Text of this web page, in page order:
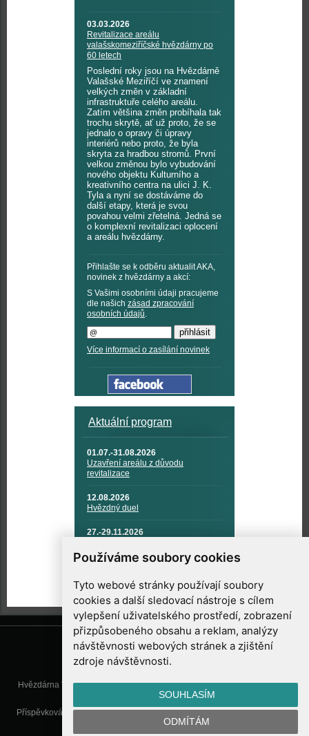
Používáme soubory cookies
Tyto webové stránky používají soubory
cookies a další sledovací nástroje s cílem
vylepšení uživatelského prostředí, zobrazení
přizpůsobeného obsahu a reklam, analýzy
návštěvnosti webových stránek a zjištění
zdroje návštěvnosti.
SOUHLASÍM
ODMÍTÁM
03.03.2026
Revitalizace areálu
valašskomeziříčské hvězdárny po
60 letech
Poslední roky jsou na Hvězdárně
Valašské Meziříčí ve znamení
velkých změn v základní
infrastruktuře celého areálu.
Zatím většina změn probíhala tak
trochu skrytě, ať už proto, že se
jednalo o opravy či úpravy
interiérů nebo proto, že byla
skryta za hradbou stromů. První
velkou změnou bylo vybudování
nového objektu Kulturního a
kreativního centra na ulici J. K.
Tyla a nyní se dostáváme do
další etapy, která je svou
povahou velmi zřetelná. Jedná se
o komplexní revitalizaci oplocení
a areálu hvězdárny.
Přihlašte se k odběru aktualit AKA,
novinek z hvězdárny a akcí:
S Vašimi osobními údaji pracujeme
dle našich zásad zpracování
osobních údajů.
Více informací o zasílání novinek
Aktuální program
01.07.-31.08.2026
Uzavření areálu z důvodu
revitalizace
12.08.2026
Hvězdný duel
27.-29.11.2026
TECHNIKA A KOSMICKÉ
TECHNOLOGIE
Hvězdárna Valašské Meziříčí, příspěvková organizace, Vsetínská 78, 757
01 Valašské Meziříčí
Příspěvková organizace Zlínského kraje. Telefon:571 611 928, Mobil:777
info@astrovm.cz